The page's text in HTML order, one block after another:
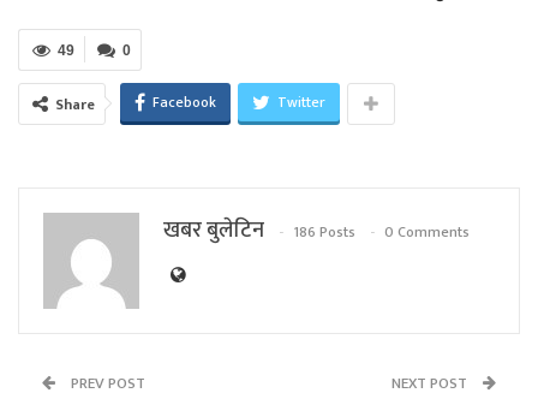
0
49
Share Facebook Twitter
खबर बुलेटिन 186 Posts 0 Comments
PREV POST NEXT POST